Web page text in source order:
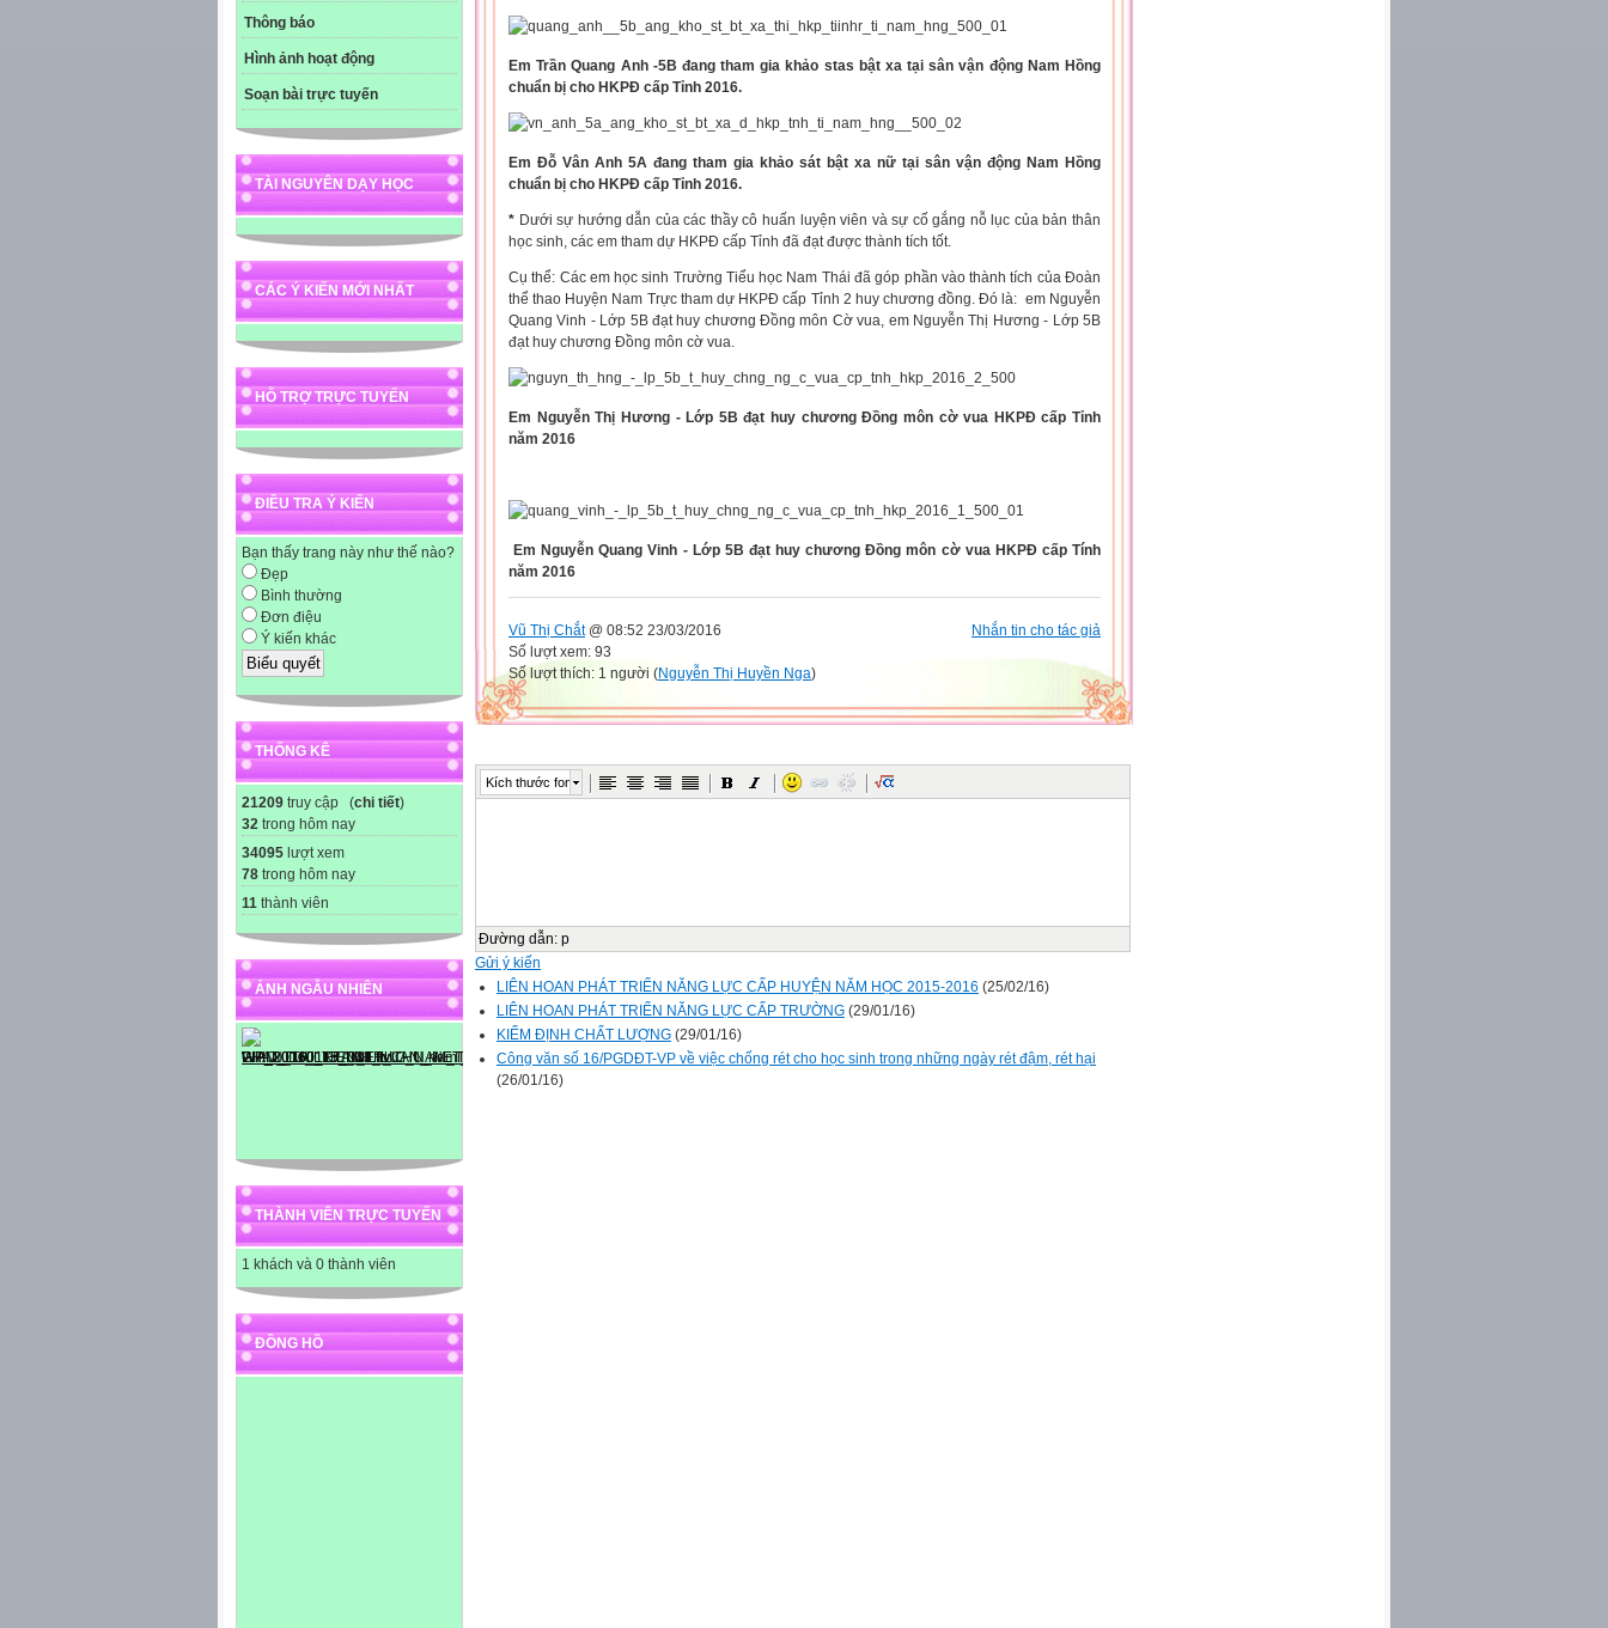
Thông báo
Hình ảnh hoạt động
Soạn bài trực tuyến
TÀI NGUYÊN DẠY HỌC
CÁC Ý KIẾN MỚI NHẤT
HỖ TRỢ TRỰC TUYẾN
ĐIỀU TRA Ý KIẾN
Bạn thấy trang này như thế nào?
Đẹp
Bình thường
Đơn điệu
Ý kiến khác
THỐNG KÊ
21209 truy cập (chi tiết)
32 trong hôm nay
34095 lượt xem
78 trong hôm nay
11 thành viên
ẢNH NGẪU NHIÊN
THÀNH VIÊN TRỰC TUYẾN
1 khách và 0 thành viên
ĐỒNG HỒ
Em Trần Quang Anh -5B đang tham gia khảo stas bật xa tại sân vận động Nam Hồng
chuẩn bị cho HKPĐ cấp Tỉnh 2016.
Em Đỗ Vân Anh 5A đang tham gia khảo sát bật xa nữ tại sân vận động Nam Hồng
chuẩn bị cho HKPĐ cấp Tỉnh 2016.
* Dưới sự hướng dẫn của các thầy cô huấn luyện viên và sự cố gắng nỗ lục của bản thân
học sinh, các em tham dự HKPĐ cấp Tỉnh đã đạt được thành tích tốt.
Cụ thể: Các em học sinh Trường Tiểu học Nam Thái đã góp phần vào thành tích của Đoàn
thể thao Huyện Nam Trực tham dự HKPĐ cấp Tỉnh 2 huy chương đồng. Đó là: em Nguyễn
Quang Vinh - Lớp 5B đạt huy chương Đồng môn Cờ vua, em Nguyễn Thị Hương - Lớp 5B
đạt huy chương Đồng môn cờ vua.
Em Nguyễn Thị Hương - Lớp 5B đạt huy chương Đồng môn cờ vua HKPĐ cấp Tỉnh
năm 2016
Em Nguyễn Quang Vinh - Lớp 5B đạt huy chương Đồng môn cờ vua HKPĐ cấp Tính
năm 2016
Nhắn tin cho tác giả
Vũ Thị Chắt@ 08:52 23/03/2016
Số lượt xem: 93
Số lượt thích: 1 người (Nguyễn Thị Huyền Nga)
Kích thước font
Đường dẫn: p
Gửi ý kiến
LIÊN HOAN PHÁT TRIỂN NĂNG LỰC CẤP HUYỆN NĂM HỌC 2015-2016 (25/02/16)
LIÊN HOAN PHÁT TRIỂN NĂNG LỰC CẤP TRƯỜNG (29/01/16)
KIỂM ĐỊNH CHẤT LƯỢNG (29/01/16)
Công văn số 16/PGDĐT-VP về việc chống rét cho học sinh trong những ngày rét đậm, rét hại
(26/01/16)